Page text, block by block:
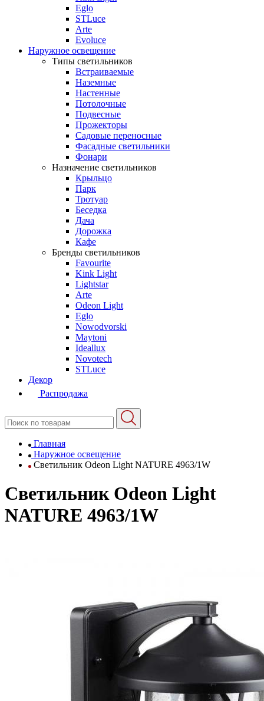
Eglo
STLuce
Arte
Evoluce
Наружное освещение
Типы светильников
Встраиваемые
Наземные
Настенные
Потолочные
Подвесные
Прожекторы
Садовые переносные
Фасадные светильники
Фонари
Назначение светильников
Крыльцо
Парк
Тротуар
Беседка
Дача
Дорожка
Кафе
Бренды светильников
Favourite
Kink Light
Lightstar
Arte
Odeon Light
Eglo
Nowodvorski
Maytoni
Ideallux
Novotech
STLuce
Декор
Распродажа
Главная
Наружное освещение
Светильник Odeon Light NATURE 4963/1W
Светильник Odeon Light
NATURE 4963/1W